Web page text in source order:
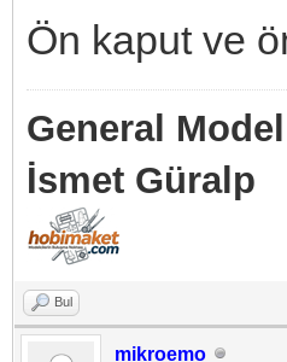
Ön kaput ve
General Model
İsmet Güralp
Bul
mikroemo